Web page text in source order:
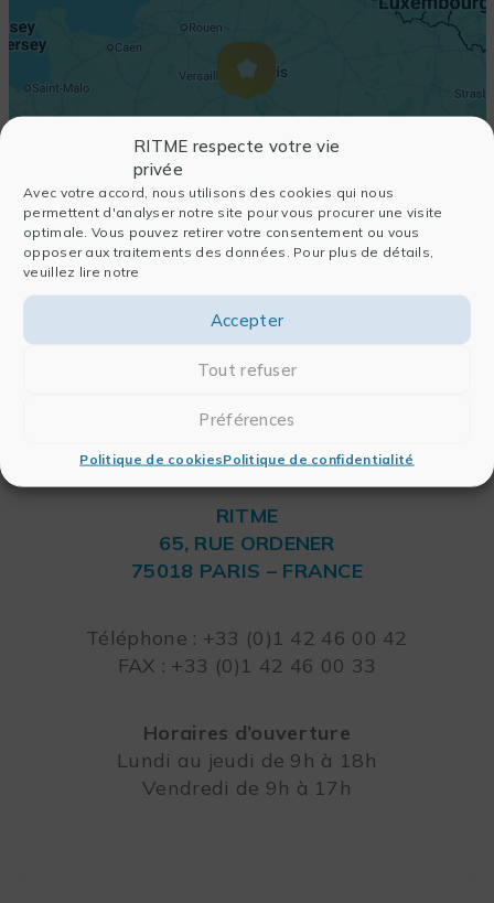
RITME respecte votre vie
privée
Avec votre accord, nous utilisons des cookies qui nous
permettent d'analyser notre site pour vous procurer une visite
optimale. Vous pouvez retirer votre consentement ou vous
opposer aux traitements des données. Pour plus de détails,
veuillez lire notre
Accepter
Tout refuser
Préférences
Politique de cookiesPolitique de confidentialité
RITME
65, RUE ORDENER
75018 PARIS – FRANCE
Téléphone : +33 (0)1 42 46 00 42
FAX : +33 (0)1 42 46 00 33
Horaires d’ouverture
Lundi au jeudi de 9h à 18h
Vendredi de 9h à 17h